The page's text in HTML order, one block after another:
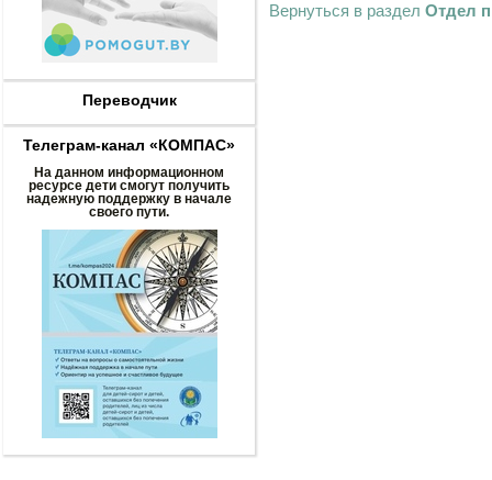
Переводчик
Телеграм-канал «КОМПАС»
На данном информационном
ресурсе дети смогут получить
надежную поддержку в начале
своего пути.
Вернуться в раздел Отдел